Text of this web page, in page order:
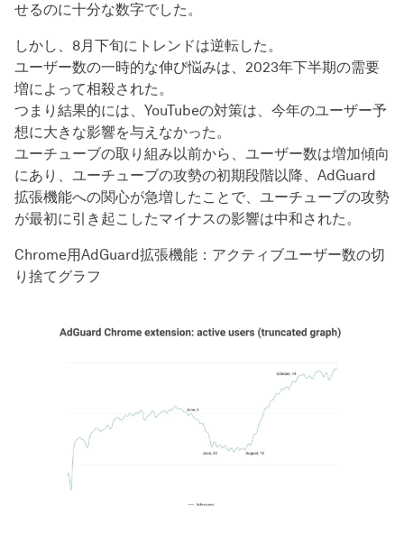
せるのに十分な数字でした。
しかし、8月下旬にトレンドは逆転した。
ユーザー数の一時的な伸び悩みは、2023年下半期の需要
増によって相殺された。
つまり結果的には、YouTubeの対策は、今年のユーザー予
想に大きな影響を与えなかった。
ユーチューブの取り組み以前から、ユーザー数は増加傾向
にあり、ユーチューブの攻勢の初期段階以降、AdGuard
拡張機能への関心が急増したことで、ユーチューブの攻勢
が最初に引き起こしたマイナスの影響は中和された。
Chrome用AdGuard拡張機能：アクティブユーザー数の切
り捨てグラフ